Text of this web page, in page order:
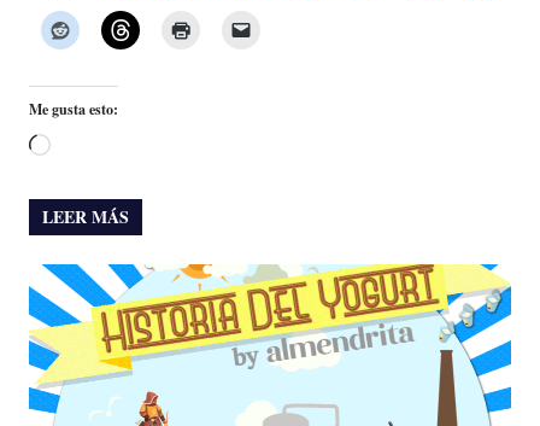
Me gusta esto:
Cargando...
LEER MÁS